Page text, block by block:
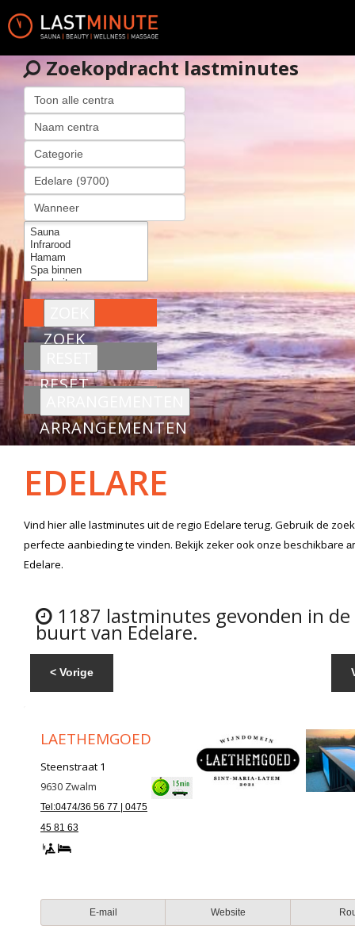
Zoekopdracht lastminutes
ZOEK
RESET
ARRANGEMENTEN
EDELARE
Vind hier alle lastminutes uit de regio Edelareterug. Gebruik de
perfecte aanbieding te vinden. Bekijk zeker ook onze beschikbare
Edelare.
1187 lastminutes gevonden in de
buurt van Edelare.
< Vorige
LAETHEMGOED
Steenstraat 1
9630 Zwalm
Tel:0474/36 56 77 | 0475
45 81 63
E-mail Website